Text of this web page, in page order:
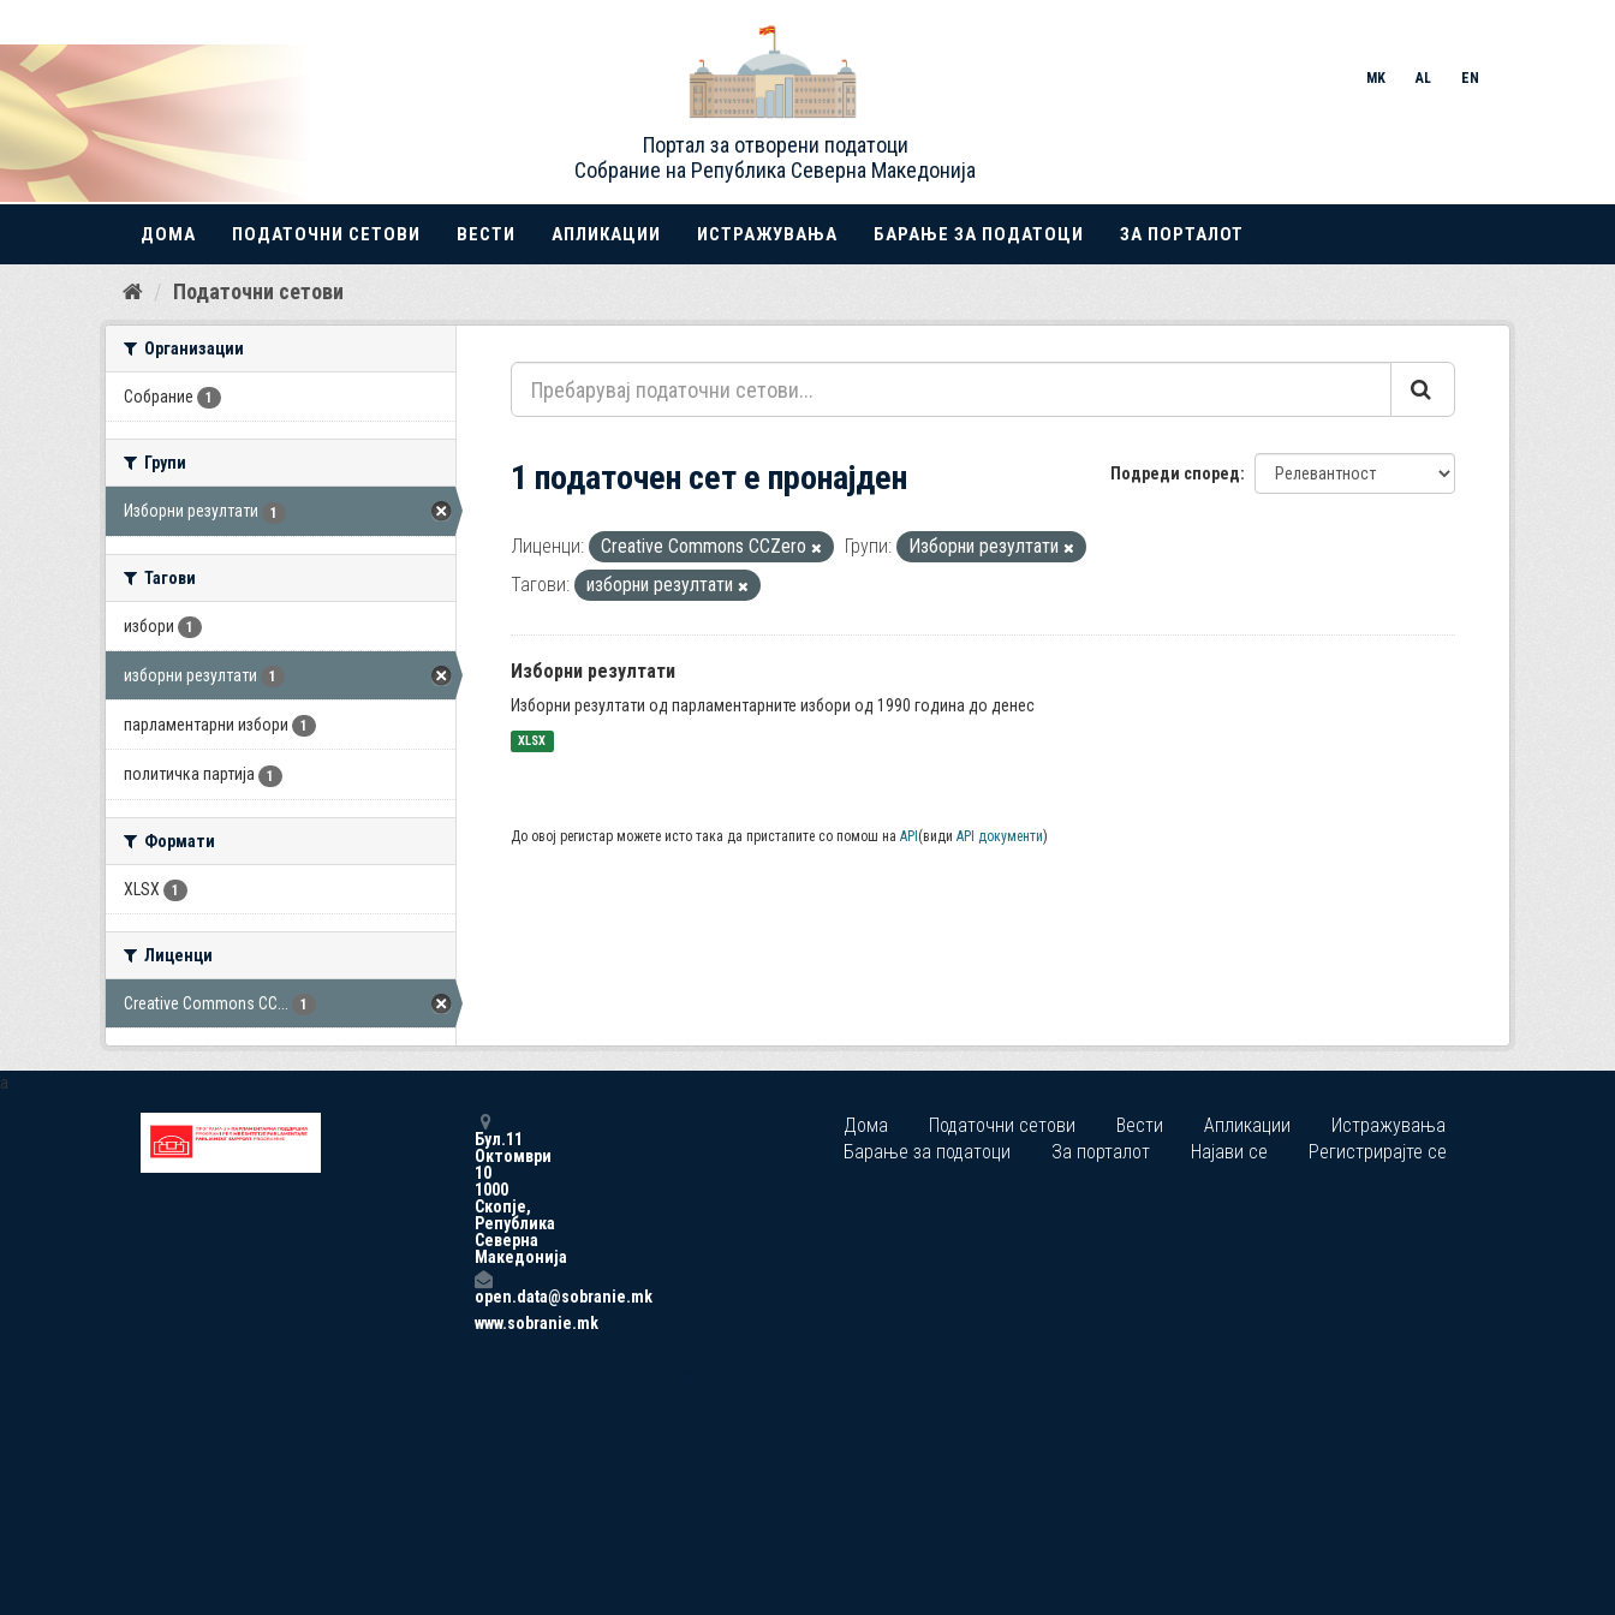
Прескокнете
Портал за отворени податоци
Собрание на Република Северна Македонија
MK AL EN
ДОМА ПОДАТОЧНИ СЕТОВИ ВЕСТИ АПЛИКАЦИИ ИСТРАЖУВАЊА БАРАЊЕ ЗА ПОДАТОЦИ ЗА ПОРТАЛОТ
Податочни сетови
Организации
Собрание 1
Групи
Изборни резултати 1
Тагови
избори 1
изборни резултати 1
парламентарни избори 1
политичка партија 1
Формати
XLSX 1
Лиценци
Creative Commons CC... 1
Подреди според
1 податочен сет е пронајден
Лиценци: Creative Commons CCZero Групи:
Изборни резултати
Тагови:
изборни резултати
Изборни резултати
Изборни резултати од парламентарните избори од 1990 година до денес
XLSX
До овој регистар можете исто така да пристапите со помош на API (види API документи)
a
Бул.11
Октомври
10
1000
Скопје,
Република
Северна
Македонија
open.data@sobranie.mk
www.sobranie.mk
Дома Податочни сетови Вести Апликации
Истражувања
Барање за податоци
За порталот Најави се Регистрирајте се